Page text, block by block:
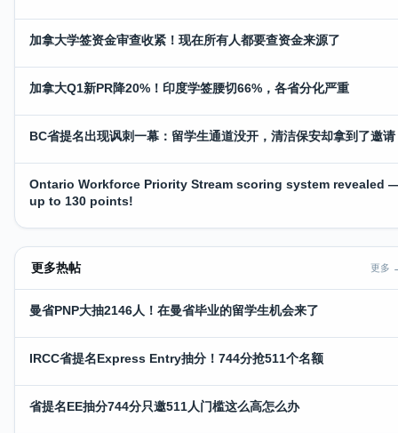
加拿大学签资金审查收紧！现在所有人都要查资金来源了
加拿大Q1新PR降20%！印度学签腰切66%，各省分化严重
BC省提名出现讽刺一幕：留学生通道没开，清洁保安却拿到了邀请
Ontario Workforce Priority Stream scoring system revealed
up to 130 points!
更多热帖 更多
曼省PNP大抽2146人！在曼省毕业的留学生机会来了
IRCC省提名Express Entry抽分！744分抢511个名额
省提名EE抽分744分只邀511人门槛这么高怎么办